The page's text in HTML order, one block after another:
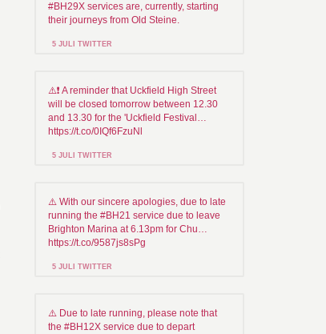
#BH29X services are, currently, starting
their journeys from Old Steine.
5 JULI TWITTER
⚠️❗ A reminder that Uckfield High Street
will be closed tomorrow between 12.30
and 13.30 for the 'Uckfield Festival…
https://t.co/0IQf6FzuNl
5 JULI TWITTER
⚠️ With our sincere apologies, due to late
running the #BH21 service due to leave
Brighton Marina at 6.13pm for Chu…
https://t.co/9587js8sPg
5 JULI TWITTER
⚠️ Due to late running, please note that
the #BH12X service due to depart